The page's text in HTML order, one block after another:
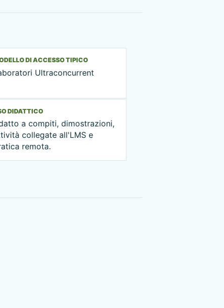
DI ACCESSO TIPICO
Ultraconcurrent
DIDATTICO
a compiti, dimostrazioni,
collegate all'LMS e
remota.